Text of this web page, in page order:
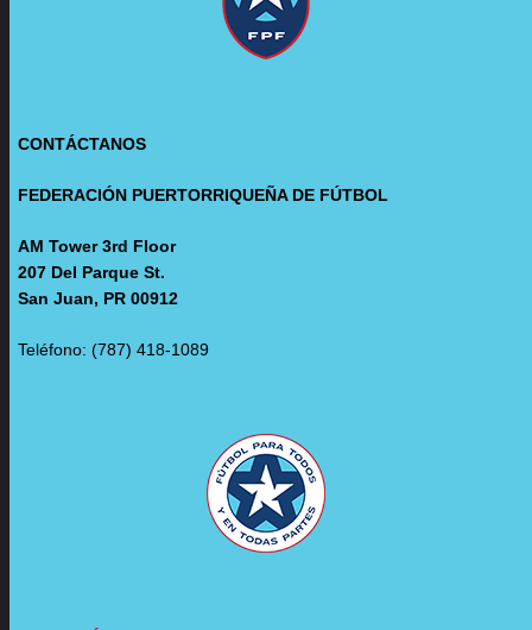
CONTÁCTANOS
FEDERACIÓN PUERTORRIQUEÑA DE FÚTBOL
AM Tower 3rd Floor
207 Del Parque St.
San Juan, PR 00912
Teléfono: (787) 418-1089